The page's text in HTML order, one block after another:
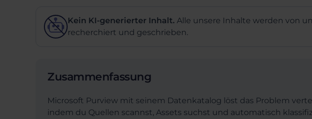
Kein KI-generierter Inhalt. Alle unsere Inhalte werden von
recherchiert und geschrieben.
Zusammenfassung
Microsoft Purview mit seinem Datenkatalog löst das Problem
indem du Quellen scannst, Assets suchst und automatisch